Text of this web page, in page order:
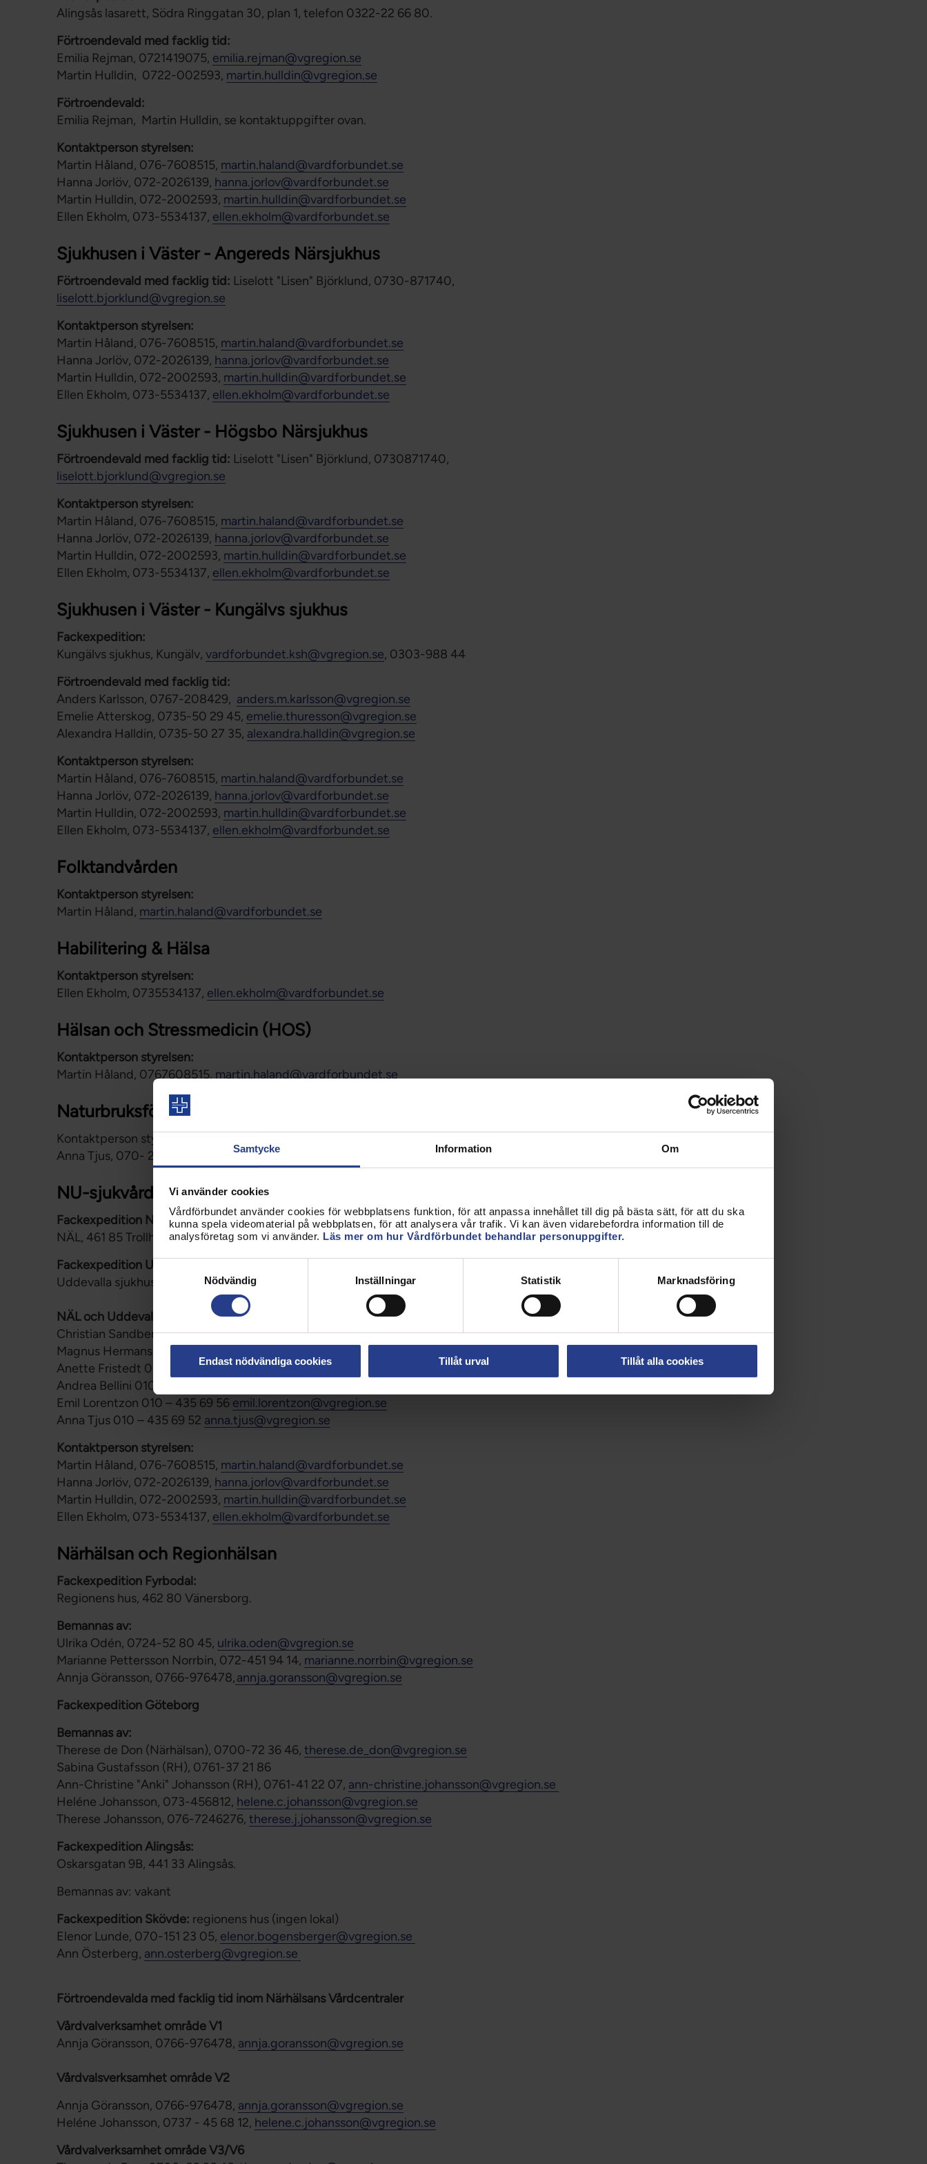
Samtycke Information Om
Vi använder cookies
Vårdförbundet använder cookies för webbplatsens funktion, för att anpassa innehållet till dig på bästa sätt, för att du ska
kunna spela videomaterial på webbplatsen, för att analysera vår trafik. Vi kan även vidarebefordra information till de
analysföretag som vi använder. Läs mer om hur Vårdförbundet behandlar personuppgifter.
Samtyckesval
Nödvändig
Inställningar Statistik Marknadsföring
Endast nödvändiga cookies Tillåt urval Tillåt alla cookies
Alingsås lasarett, Södra Ringgatan 30, plan 1, telefon 0322-22 66 80.
Förtroendevald med facklig tid:
Emilia Rejman, 0721419075, emilia.rejman@vgregion.se
Martin Hulldin, 0722-002593, martin.hulldin@vgregion.se
Förtroendevald:
Emilia Rejman, Martin Hulldin, se kontaktuppgifter ovan.
Kontaktperson styrelsen:
Martin Håland, 076-7608515, martin.haland@vardforbundet.se
Hanna Jorlöv, 072-2026139, hanna.jorlov@vardforbundet.se
Martin Hulldin, 072-2002593, martin.hulldin@vardforbundet.se
Ellen Ekholm, 073-5534137, ellen.ekholm@vardforbundet.se
Sjukhusen i Väster - Angereds Närsjukhus
Förtroendevald med facklig tid: Liselott "Lisen" Björklund, 0730-871740,
liselott.bjorklund@vgregion.se
Kontaktperson styrelsen:
Martin Håland, 076-7608515, martin.haland@vardforbundet.se
Hanna Jorlöv, 072-2026139, hanna.jorlov@vardforbundet.se
Martin Hulldin, 072-2002593, martin.hulldin@vardforbundet.se
Ellen Ekholm, 073-5534137, ellen.ekholm@vardforbundet.se
Sjukhusen i Väster - Högsbo Närsjukhus
Förtroendevald med facklig tid: Liselott "Lisen" Björklund, 0730871740,
liselott.bjorklund@vgregion.se
Kontaktperson styrelsen:
Martin Håland, 076-7608515, martin.haland@vardforbundet.se
Hanna Jorlöv, 072-2026139, hanna.jorlov@vardforbundet.se
Martin Hulldin, 072-2002593, martin.hulldin@vardforbundet.se
Ellen Ekholm, 073-5534137, ellen.ekholm@vardforbundet.se
Sjukhusen i Väster - Kungälvs sjukhus
Fackexpedition:
Kungälvs sjukhus, Kungälv, vardforbundet.ksh@vgregion.se, 0303-988 44
Förtroendevald med facklig tid:
Anders Karlsson, 0767-208429, anders.m.karlsson@vgregion.se
Emelie Atterskog, 0735-50 29 45, emelie.thuresson@vgregion.se
Alexandra Halldin, 0735-50 27 35, alexandra.halldin@vgregion.se
Kontaktperson styrelsen:
Martin Håland, 076-7608515, martin.haland@vardforbundet.se
Hanna Jorlöv, 072-2026139, hanna.jorlov@vardforbundet.se
Martin Hulldin, 072-2002593, martin.hulldin@vardforbundet.se
Ellen Ekholm, 073-5534137, ellen.ekholm@vardforbundet.se
Folktandvården
Kontaktperson styrelsen:
Martin Håland, martin.haland@vardforbundet.se
Habilitering & Hälsa
Kontaktperson styrelsen:
Ellen Ekholm, 0735534137, ellen.ekholm@vardforbundet.se
Hälsan och Stressmedicin (HOS)
Kontaktperson styrelsen:
Martin Håland, 0767608515, martin.haland@vardforbundet.se
Naturbruksförvaltningen
Kontaktperson styrelsen:
Anna Tjus, 070- 200 28 80,
anna.tjus@vgregion.se
NU-sjukvården
Fackexpedition NÄL
NÄL, 461 85 Trollhättan,vardforbundet.nu@vgregion.se
Fackexpedition Uddevalla sjukhus
Uddevalla sjukhus, Fjällvägen 9, 451 80 Uddevalla,
vardforbundet.nu@vgregion.se
NÄL och Uddevalla bemannas av:
Christian Sandberg 010 – 435 69 51christian.sandberg@vgregion.se
Magnus Hermansson 010 – 435 69 55
Anette Fristedt 010 – 435 69 54 anette.fristedt@vgregion.se
Andrea Bellini 010 – 435 69 53
Emil Lorentzon 010 – 435 69 56 emil.lorentzon@vgregion.se
Anna Tjus 010 – 435 69 52 anna.tjus@vgregion.se
Kontaktperson styrelsen:
Martin Håland, 076-7608515, martin.haland@vardforbundet.se
Hanna Jorlöv, 072-2026139, hanna.jorlov@vardforbundet.se
Martin Hulldin, 072-2002593, martin.hulldin@vardforbundet.se
Ellen Ekholm, 073-5534137, ellen.ekholm@vardforbundet.se
Närhälsan och Regionhälsan
Fackexpedition Fyrbodal:
Regionens hus, 462 80 Vänersborg.
Bemannas av:
Ulrika Odén, 0724-52 80 45, ulrika.oden@vgregion.se
Marianne Pettersson Norrbin, 072-451 94 14, marianne.norrbin@vgregion.se
Annja Göransson, 0766-976478,annja.goransson@vgregion.se
Fackexpedition Göteborg
Bemannas av:
Therese de Don (Närhälsan), 0700-72 36 46, therese.de_don@vgregion.se
Sabina Gustafsson (RH), 0761-37 21 86
Ann-Christine "Anki" Johansson (RH), 0761-41 22 07, ann-christine.johansson@vgregion.se
Heléne Johansson, 073-456812, helene.c.johansson@vgregion.se
Therese Johansson, 076-7246276, therese.j.johansson@vgregion.se
Fackexpedition Alingsås:
Oskarsgatan 9B, 441 33 Alingsås.
Bemannas av: vakant
Fackexpedition Skövde: regionens hus (ingen lokal)
Elenor Lunde, 070-151 23 05, elenor.bogensberger@vgregion.se
Ann Österberg, ann.osterberg@vgregion.se
Förtroendevalda med facklig tid inom Närhälsans Vårdcentraler
Vårdvalverksamhet område V1
Annja Göransson, 0766-976478, annja.goransson@vgregion.se
Vårdvalsverksamhet område V2
Annja Göransson, 0766-976478, annja.goransson@vgregion.se
Heléne Johansson, 0737 - 45 68 12, helene.c.johansson@vgregion.se
Vårdvalverksamhet område V3/V6